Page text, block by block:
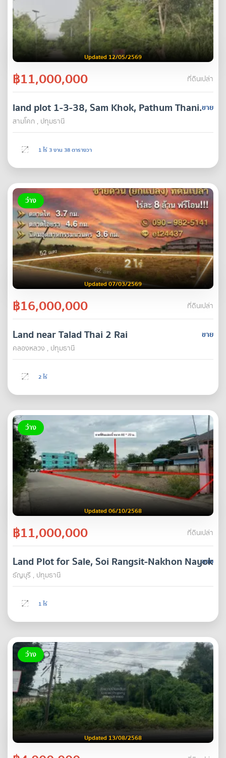
Updated 12/05/2569
฿11,000,000 ที่ดินเปล่า
ขาย
land plot 1-3-38, Sam Khok, Pathum Thani.
สามโคก , ปทุมธานี
1 ไร่ 3 งาน 38 ตารางวา
ว่าง
Updated 07/03/2569
฿16,000,000 ที่ดินเปล่า
ขาย
Land near Talad Thai 2 Rai
คลองหลวง , ปทุมธานี
2 ไร่
ว่าง
Updated 06/10/2568
฿11,000,000 ที่ดินเปล่า
ขาย
Land Plot for Sale, Soi Rangsit-Nakhon Nayok
ธัญบุรี , ปทุมธานี
1 ไร่
ว่าง
Updated 13/08/2568